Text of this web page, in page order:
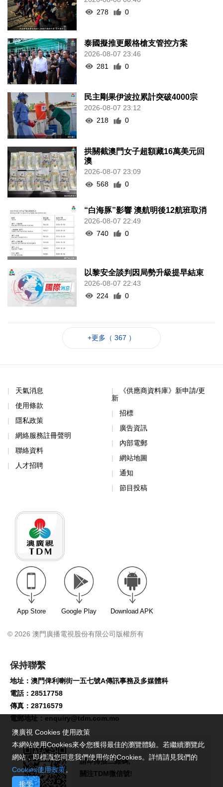
278
0
泰國擬推更嚴格槍支管控方案
2026-08-07 23:46
281
0
民主剛果伊波拉累計突破4000宗
2026-08-07 23:12
218
0
拱關截澳門女子超額藏16萬美元回
澳
2026-08-07 23:09
568
0
“白海豚”影響 澳航明後12航班取消
2026-08-07 22:49
740
0
以黎安全談判因局勢升級提早結束
2026-08-07 22:43
224
0
+更多（ 367 ）
天氣消息
使用條款
隱私政策
網絡服務註冊聲明
聯絡資料
人才招聘
《供應商資料庫》新申請/更
新
招標
廣告資訊
內部電郵
網站地圖
通知
節目投稿
App Store Google Play Download APK
© 2026 澳門廣播電視股份有限公司版權所有
保持聯繫
地址：澳門俾利喇街一五七號A傳訊事務及多媒體科
電話：28517758
傳真：28716579
電郵地址： enquiry@tdm.com.mo
請即掃描二維碼,
關注TDM微信號!
澳廣視 Cookies 使用政策
本網站使用Cookies來令您獲得最佳的瀏覽體驗。若繼續瀏覽此
網站，即標識您同意我們使用你的Cookies。詳情請見我們的
Cookies使用政策。
接受